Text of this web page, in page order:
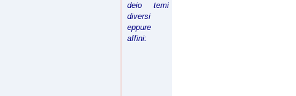
deio temi
diversi
eppure
affini: